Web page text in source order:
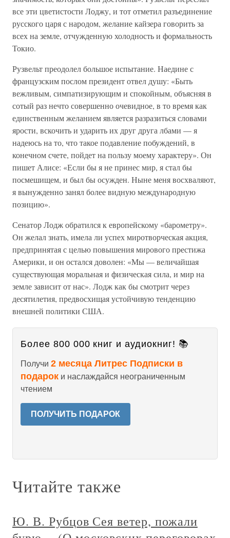
все эти цветистости Лоджу, и тот отметил разъединение
русского царя с народом, желание кайзера говорить за
всех на земле, отчужденную холодность и формальность
Токио.
Рузвельт преодолел большое испытание. Наедине с
французским послом президент отвел душу: «Быть
вежливым, симпатизирующим и спокойным, объясняя в
сотый раз нечто совершенно очевидное, в то время как
единственным желанием является разразиться словами
ярости, вскочить и ударить их друг друга лбами — я
надеюсь на то, что такое подавление побуждений, в
конечном счете, пойдет на пользу моему характеру». Он
пишет Алисе: «Если бы я не принес мир, я стал бы
посмешищем, и был бы осужден. Ныне меня восхваляют,
я вынужденно занял более видную международную
позицию».
Сенатор Лодж обратился к европейскому «барометру».
Он желал знать, имела ли успех миротворческая акция,
предпринятая с целью повышения мирового престижа
Америки, и он остался доволен: «Мы — величайшая
существующая моральная и физическая сила, и мир на
земле зависит от нас». Лодж как бы смотрит через
десятилетия, предвосхищая устойчивую тенденцию
внешней политики США.
Более 800 000 книг и аудиокниг! 📚
Получи 2 месяца Литрес Подписки в
подарок и наслаждайся неограниченным
чтением
ПОЛУЧИТЬ ПОДАРОК
Читайте также
Ю. В. Рубцов Сея ветер, пожали